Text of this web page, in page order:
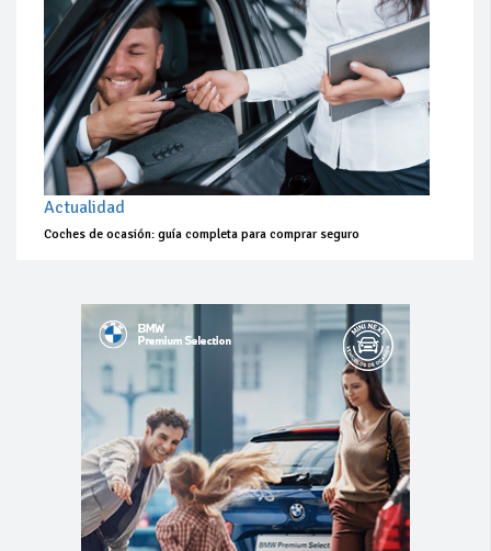
Actualidad
Coches de ocasión: guía completa para comprar seguro